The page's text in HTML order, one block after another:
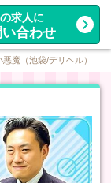
求人に
い合わせ
魔（池袋/デリヘル）